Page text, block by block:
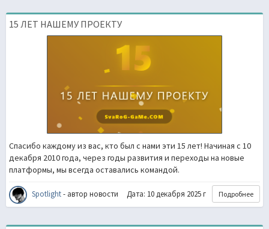
15 ЛЕТ НАШЕМУ ПРОЕКТУ
Спасибо каждому из вас, кто был с нами эти 15 лет! Начиная с 10
декабря 2010 года, через годы развития и переходы на новые
платформы, мы всегда оставались командой.
Spotlight- автор новости Подробнее
Дата: 10 декабря 2025 г